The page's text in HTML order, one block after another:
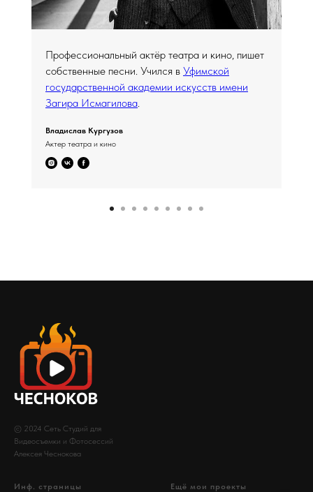
Профессиональный актёр театра и кино, пишет
собственные песни. Учился в Уфимской
государственной академии искусств имени
Загира Исмагилова
Владислав Кургузов
Актер театра и кино
© 2024 Сеть Студий для
Видеосъемки и Фотосессий
Алексея Чеснокова
Инф. страницы Ещё мои проекты